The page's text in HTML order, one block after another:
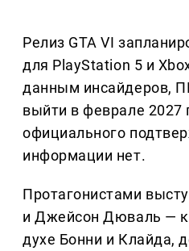
Релиз GTA VI
для PlayStation 5 и
данным инсайдеров,
выйти в феврале 2027
официального
информации нет.
Протагонистами
и Джейсон Дюваль —
духе Бонни и Клайда,